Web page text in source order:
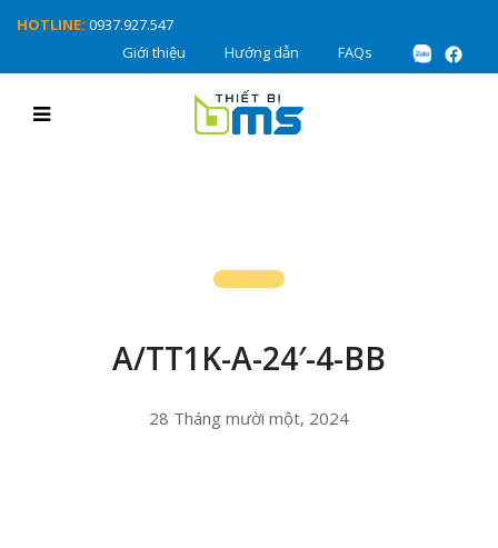
HOTLINE: 0937.927.547
Giới thiệu
Hướng dẫn FAQs
A/TT1K-A-24′-4-BB
28 Tháng mười một, 2024